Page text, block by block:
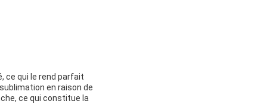
ce qui le rend parfait
en raison de
ce qui constitue la